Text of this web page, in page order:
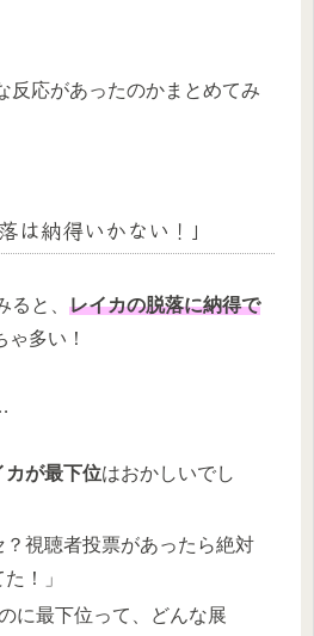
反応があったのかまとめてみ
納得いかない！」
と、 レイカの脱落に納得で
ゃ多い！
カが最下位はおかしいでし
？視聴者投票があったら絶対
！」
に最下位って、どんな展